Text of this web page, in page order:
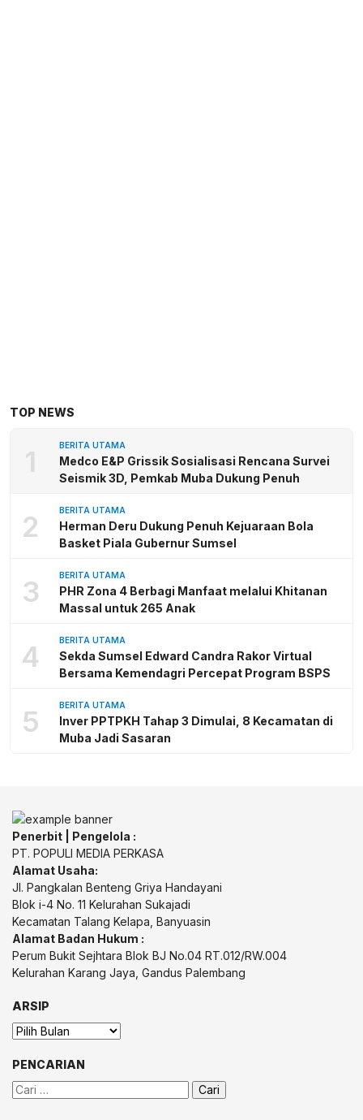
TOP NEWS
1 BERITA UTAMA
Medco E&P Grissik Sosialisasi Rencana Survei
Seismik 3D, Pemkab Muba Dukung Penuh
2 BERITA UTAMA
Herman Deru Dukung Penuh Kejuaraan Bola
Basket Piala Gubernur Sumsel
3 BERITA UTAMA
PHR Zona 4 Berbagi Manfaat melalui Khitanan
Massal untuk 265 Anak
4 BERITA UTAMA
Sekda Sumsel Edward Candra Rakor Virtual
Bersama Kemendagri Percepat Program BSPS
5 BERITA UTAMA
Inver PPTPKH Tahap 3 Dimulai, 8 Kecamatan di
Muba Jadi Sasaran
Penerbit | Pengelola :
PT. POPULI MEDIA PERKASA
Alamat Usaha:
Jl. Pangkalan Benteng Griya Handayani
Blok i-4 No. 11 Kelurahan Sukajadi
Kecamatan Talang Kelapa, Banyuasin
Alamat Badan Hukum :
Perum Bukit Sejhtara Blok BJ No.04 RT.012/RW.004
Kelurahan Karang Jaya, Gandus Palembang
ARSIP
Arsip
PENCARIAN
Cari